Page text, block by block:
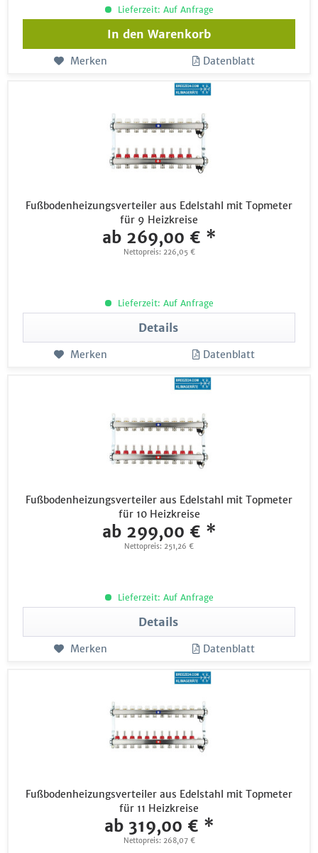
Lieferzeit: Auf Anfrage
In den Warenkorb
Merken Datenblatt
Fußbodenheizungsverteiler aus Edelstahl mit Topmeter
für 9 Heizkreise
ab 269,00 € *
Nettopreis: 226,05 €
Lieferzeit: Auf Anfrage
Details
Merken Datenblatt
Fußbodenheizungsverteiler aus Edelstahl mit Topmeter
für 10 Heizkreise
ab 299,00 € *
Nettopreis: 251,26 €
Lieferzeit: Auf Anfrage
Details
Merken Datenblatt
Fußbodenheizungsverteiler aus Edelstahl mit Topmeter
für 11 Heizkreise
ab 319,00 € *
Nettopreis: 268,07 €